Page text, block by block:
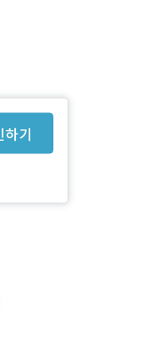
하기